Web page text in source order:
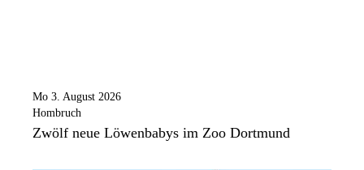
Mo 3. August 2026
Hombruch
Zwölf neue Löwenbabys im Zoo Dortmund